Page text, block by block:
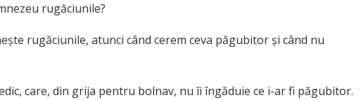
rugăciunile?
rugăciunile, atunci când cerem ceva păgubitor şi când nu
care, din grija pentru bolnav, nu îi îngăduie ce i-ar fi păgubitor.